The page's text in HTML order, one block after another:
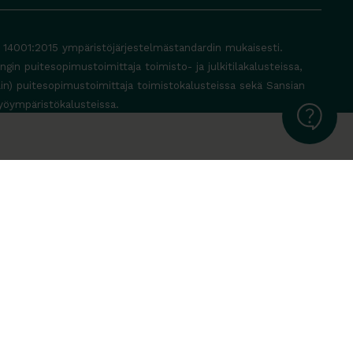
ympäristöjärjestelmästandardin mukaisesti.
puitesopimustoimittaja toimisto- ja julkitilakalusteissa,
puitesopimustoimittaja toimistokalusteissa sekä Sansian